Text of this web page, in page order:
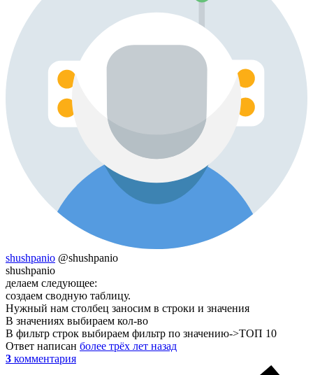
shushpanio @shushpanio
shushpanio
делаем следующее:
создаем сводную таблицу.
Нужный нам столбец заносим в строки и значения
В значениях выбираем кол-во
В фильтр строк выбираем фильтр по значению->ТОП 10
Ответ написан более трёх лет назад
3 комментария